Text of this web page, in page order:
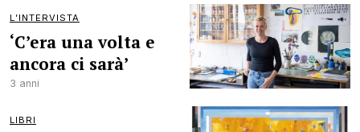
L’INTERVISTA
‘C’era una volta e
ancora ci sarà’
3 anni
LIBRI